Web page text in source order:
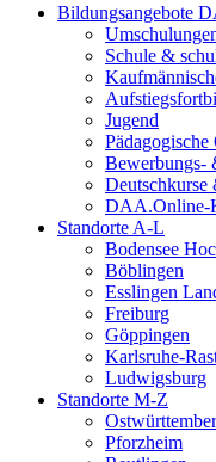
Bildungsangebote
Schule &
Jugend
Bewerbungs-
DAA.Online-
Standorte A-L
Bodensee
Böblingen
Esslingen
Freiburg
Göppingen
Karlsruhe-
Ludwigsburg
Standorte M-Z
Pforzheim